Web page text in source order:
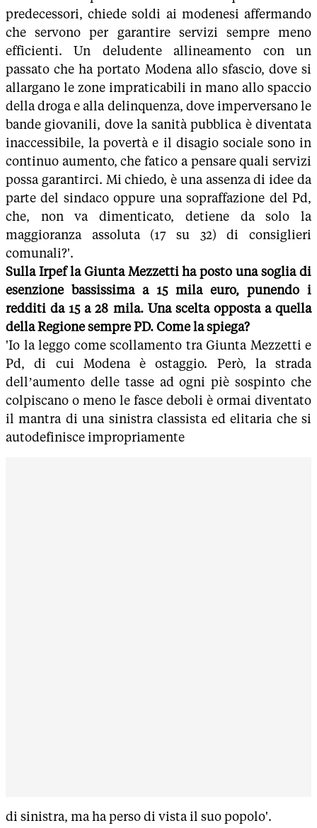
predecessori, chiede soldi ai modenesi affermando
che servono per garantire servizi sempre meno
efficienti. Un deludente allineamento con un
passato che ha portato Modena allo sfascio, dove si
allargano le zone impraticabili in mano allo spaccio
della droga e alla delinquenza, dove imperversano le
bande giovanili, dove la sanità pubblica è diventata
inaccessibile, la povertà e il disagio sociale sono in
continuo aumento, che fatico a pensare quali servizi
possa garantirci. Mi chiedo, è una assenza di idee da
parte del sindaco oppure una sopraffazione del Pd,
che, non va dimenticato, detiene da solo la
maggioranza assoluta (17 su 32) di consiglieri
comunali?'.
Sulla Irpef la Giunta Mezzetti ha posto una soglia di
esenzione bassissima a 15 mila euro, punendo i
redditi da 15 a 28 mila. Una scelta opposta a quella
della Regione sempre PD. Come la spiega?
'Io la leggo come scollamento tra Giunta Mezzetti e
Pd, di cui Modena è ostaggio. Però, la strada
dell’aumento delle tasse ad ogni piè sospinto che
colpiscano o meno le fasce deboli è ormai diventato
il mantra di una sinistra classista ed elitaria che si
autodefinisce impropriamente
di sinistra, ma ha perso di vista il suo popolo'.